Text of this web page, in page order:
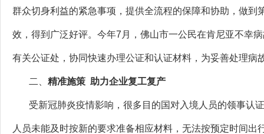
群众切身利益的紧急事项，提供全流程的保障和协助，做
效，得到广泛好评。今年7月，佛山市一公民在肯尼亚不幸
有关公证处，协同快速办理公证和认证材料，为妥善处理病
二、 精准施策 助力企业复工复产
受新冠肺炎疫情影响，很多目的国对入境人员的领事认
人员未能及时按新的要求准备相应材料，无法按预定时间